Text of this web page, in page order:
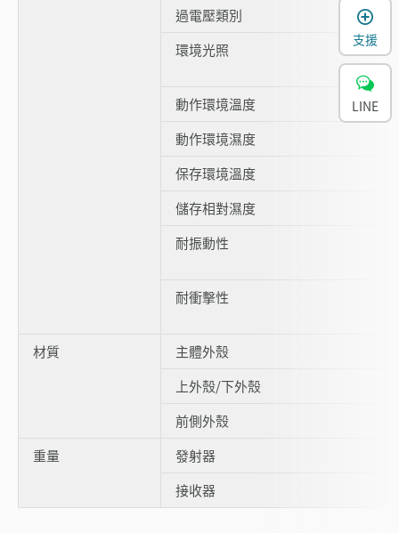
過電壓類別
環境光照
動作環境溫度
動作環境濕度
保存環境溫度
儲存相對濕度
耐振動性
耐衝擊性
材質
主體外殼
上外殼/下外殼
前側外殼
重量
發射器
接收器
支援
LINE